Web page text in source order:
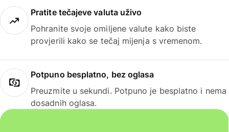
Pratite tečajeve valuta uživo
Pohranite svoje omiljene valute kako biste
provjerili kako se tečaj mijenja s vremenom.
Potpuno besplatno, bez oglasa
Preuzmite u sekundi. Potpuno je besplatno i nema
dosadnih oglasa.